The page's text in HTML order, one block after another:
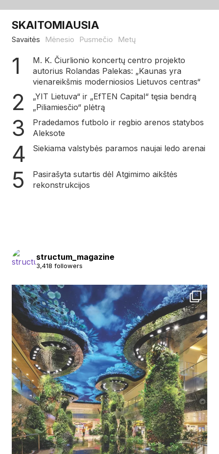
SKAITOMIAUSIA
Savaitės Mėnesio Pusmečio Metų
M. K. Čiurlionio koncertų centro projekto
autorius Rolandas Palekas: „Kaunas yra
vienareikšmis moderniosios Lietuvos centras“
„YIT Lietuva“ ir „EfTEN Capital“ tęsia bendrą
„Piliamiesčio“ plėtrą
Pradedamos futbolo ir regbio arenos statybos
Aleksote
Siekiama valstybės paramos naujai ledo arenai
Pasirašyta sutartis dėl Atgimimo aikštės
rekonstrukcijos
structum_magazine
3,418 followers